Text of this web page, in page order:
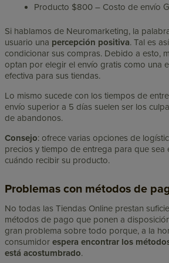
Producto $800 – Costo de envío
Si hablamos de Neuromarketing, la
usuario una percepción positiva. Tal es
condicionar sus compras. Debido a esto,
optan por elegir el envío gratis como una
efectiva para sus tiendas.
Lo mismo sucede con los tiempos de
envío superior a 5 días suelen ser los
de abandonos.
Consejo: ofrece varias opciones de
precios y tiempo de entrega para que sea
cuándo recibir su producto.
Problemas con métodos de
No todas las Tiendas Online prestan
métodos de pago que ponen a
gran problema sobre todo porque, a la
consumidorespera encontrar los
está acostumbrado.